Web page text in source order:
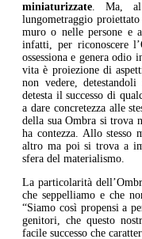
miniaturizzate . Ma,
lungometraggio
muro o nelle persone e
infatti, per riconoscere
ossessiona e genera
vita è proiezione di
non vedere,
detesta il successo di
a dare concretezza alle
della sua Ombra si trova
ha contezza. Allo stesso
altro ma poi si trova a
sfera del materialismo.
La particolarità
che seppelliamo e che
“Siamo così propensi a
genitori, che questo
facile successo che